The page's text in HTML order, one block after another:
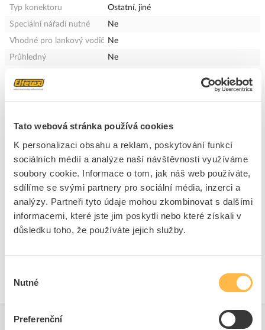
Tato webová stránka používá cookies
K personalizaci obsahu a reklam, poskytování funkcí
sociálních médií a analýze naší návštěvnosti využíváme
soubory cookie. Informace o tom, jak náš web používáte,
sdílíme se svými partnery pro sociální média, inzerci a
analýzy. Partneři tyto údaje mohou zkombinovat s dalšími
informacemi, které jste jim poskytli nebo které získali v
důsledku toho, že používáte jejich služby.
souhlasu
Nutné
Preferenční
Typ konektoru
Ostatní, jiné
Speciální nářadí nutné
Ne
Vhodné pro lankový vodič Ne
Průhledný
Ne
Kompatibilní s přímo 2TV
podle XP-C 90-483
podle XP-C 90-483
Ke stažení
Technické dokumenty